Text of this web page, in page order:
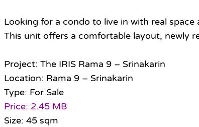
Looking for a condo to live in with real space
This unit offers a comfortable layout, newly
Project: The IRIS Rama 9 – Srinakarin
Location: Rama 9 – Srinakarin
Type: For Sale
Price: 2.45 MB
Size: 45 sqm